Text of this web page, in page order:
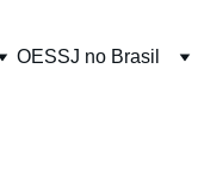
OESSJ no Brasil